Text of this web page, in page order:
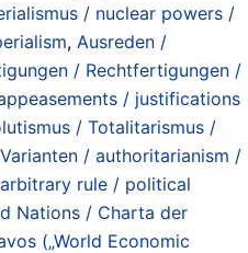
/ nuclear powers /
, Ausreden /
/ Rechtfertigungen /
/ justifications
/ Totalitarismus /
/ authoritarianism /
rule / political
Nations / Charta der
(„World Economic